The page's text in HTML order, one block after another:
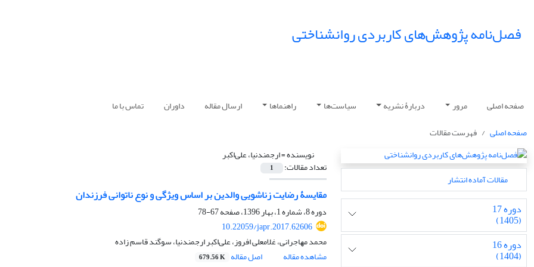
فصل‌نامه پژوهش‌های کاربردی روانشناختی
صفحه اصلی مرور دربارۀ نشریه سیاست‌ها راهنماها ارسال مقاله داوران
تماس با ما
صفحه اصلی
فهرست مقالات
مقالات آماده انتشار
دوره 17
(1405)
دوره 16
(1404)
نویسنده =ارﺟﻤﻨﺪﻧﯿا، ﻋﻠﯽاﮐﺒﺮ
تعداد مقالات: 1
مقایسۀ رضایت زناشویی والدین بر اساس ویژگی و نوع ناتوانی فرزندان
دوره 8، شماره 1، بهار 1396، صفحه
67-78
10.22059/japr.2017.62606
ﻣﺤﻤﺪ ﻣﻬﺎﺟﺮاﻧﯽ، ﻏﻼﻣﻌﻠﯽ اﻓﺮوز، ﻋﻠﯽاﮐﺒﺮ ارﺟﻤﻨﺪﻧﯿا، سوگند قاسم زاده
مشاهده مقاله
اصل مقاله 679.56 K